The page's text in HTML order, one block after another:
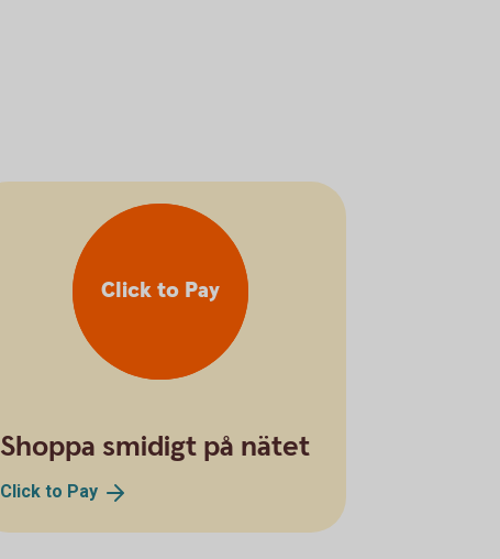
Click to Pay
Shoppa smidigt på nätet
Click to Pay